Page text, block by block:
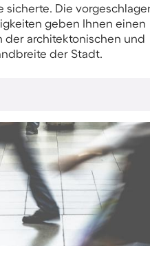
sicherte. Die
geben Ihnen einen
der architektonischen und
der Stadt.